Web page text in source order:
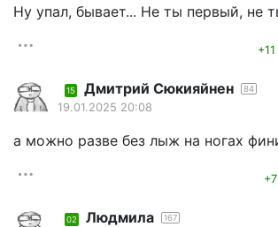
Ну упал, бывает... Не ты первый, не
+11
15 Дмитрий Сюкияйнен 84
19.01.2025 20:08
а можно разве без лыж на ногах
+7
02 Людмила 167